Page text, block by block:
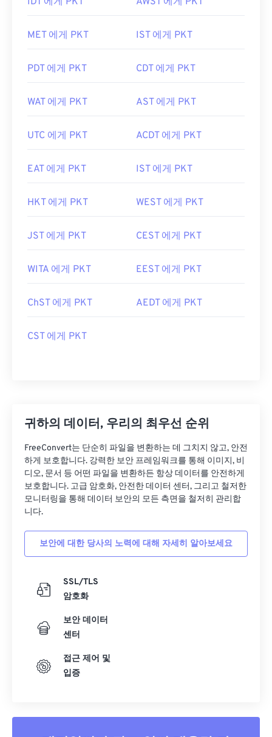
MET 에게 PKT IST 에게 PKT
PDT 에게 PKT CDT 에게 PKT
WAT 에게 PKT AST 에게 PKT
UTC 에게 PKT ACDT 에게 PKT
EAT 에게 PKT IST 에게 PKT
HKT 에게 PKT WEST 에게 PKT
JST 에게 PKT CEST 에게 PKT
WITA 에게 PKT EEST 에게 PKT
ChST 에게 PKT AEDT 에게 PKT
CST 에게 PKT
귀하의 데이터, 우리의 최우선 순위
FreeConvert는 단순히 파일을 변환하는 데 그치지 않고, 안전
하게 보호합니다. 강력한 보안 프레임워크를 통해 이미지, 비
디오, 문서 등 어떤 파일을 변환하든 항상 데이터를 안전하게
보호합니다. 고급 암호화, 안전한 데이터 센터, 그리고 철저한
모니터링을 통해 데이터 보안의 모든 측면을 철저히 관리합
니다.
보안에 대한 당사의 노력에 대해 자세히 알아보세요
SSL/TLS
암호화
보안 데이터
센터
접근 제어 및
입증